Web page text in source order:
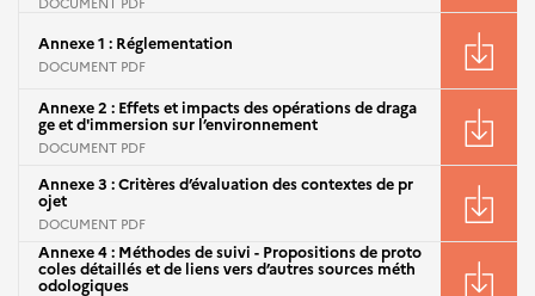
Annexe 1 : Réglementation
DOCUMENT PDF
Annexe 2 : Effets et impacts des opérations de draga
ge et d'immersion sur l’environnement
DOCUMENT PDF
Annexe 3 : Critères d’évaluation des contextes de pr
ojet
DOCUMENT PDF
Annexe 4 : Méthodes de suivi - Propositions de proto
coles détaillés et de liens vers d’autres sources méth
odologiques